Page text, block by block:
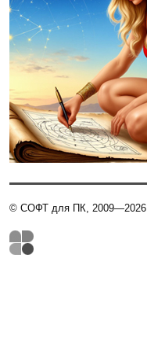
© СОФТ для ПК, 2009—2026